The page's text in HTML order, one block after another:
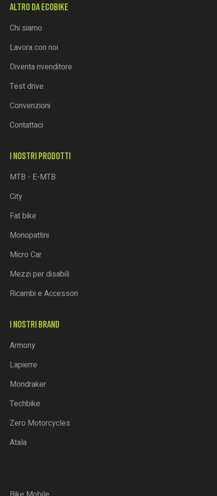
ALTRO DA ECOBIKE
Chi siamo
Lavora con noi
Diventa rivenditore
Test drive
Convenzioni
Contattaci
I NOSTRI PRODOTTI
MTB - E-MTB
City
Fat bike
Monopattini
Micro Car
Mezzi per disabili
Ricambi e Accessori
I NOSTRI BRAND
Armony
Lapierre
Mondraker
Techbike
Zero Motorcycles
Atala